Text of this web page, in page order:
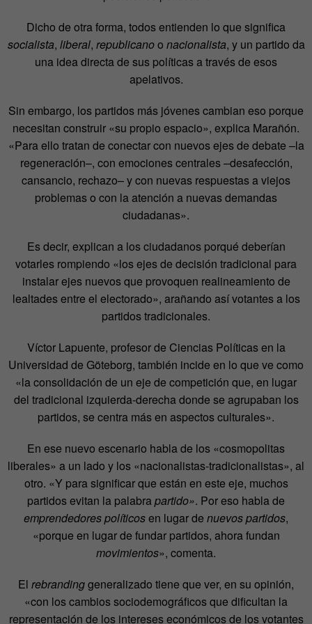
Dicho de otra forma, todos entienden lo que significa
socialista, liberal, republicanoo nacionalista, y un partido da
una idea directa de sus políticas a través de esos
apelativos.
Sin embargo, los partidos más jóvenes cambian eso porque
necesitan construir «su propio espacio», explica Marañón.
«Para ello tratan de conectar con nuevos ejes de debate –la
regeneración–, con emociones centrales –desafección,
cansancio, rechazo– y con nuevas respuestas a viejos
problemas o con la atención a nuevas demandas
ciudadanas».
Es decir, explican a los ciudadanos porqué deberían
votarles rompiendo «los ejes de decisión tradicional para
instalar ejes nuevos que provoquen realineamiento de
lealtades entre el electorado», arañando así votantes a los
partidos tradicionales.
Víctor Lapuente, profesor de Ciencias Políticas en la
Universidad de Göteborg, también incide en lo que ve como
«la consolidación de un eje de competición que, en lugar
del tradicional izquierda-derecha donde se agrupaban los
partidos, se centra más en aspectos culturales».
En ese nuevo escenario habla de los «cosmopolitas
liberales» a un lado y los «nacionalistas-tradicionalistas», al
otro. «Y para significar que están en este eje, muchos
partidos evitan la palabrapartido». Por eso habla de
emprendedores políticosen lugar de nuevos partidos,
«porque en lugar de fundar partidos, ahora fundan
movimientos», comenta.
El rebrandinggeneralizado tiene que ver, en su opinión,
«con los cambios sociodemográficos que dificultan la
representación de los intereses económicos de los votantes